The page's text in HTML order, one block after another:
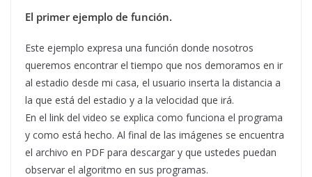
El primer ejemplo de función.
Este ejemplo expresa una función donde nosotros
queremos encontrar el tiempo que nos demoramos en ir
al estadio desde mi casa, el usuario inserta la distancia a
la que está del estadio y a la velocidad que irá.
En el link del video se explica como funciona el programa
y como está hecho. Al final de las imágenes se encuentra
el archivo en PDF para descargar y que ustedes puedan
observar el algoritmo en sus programas.